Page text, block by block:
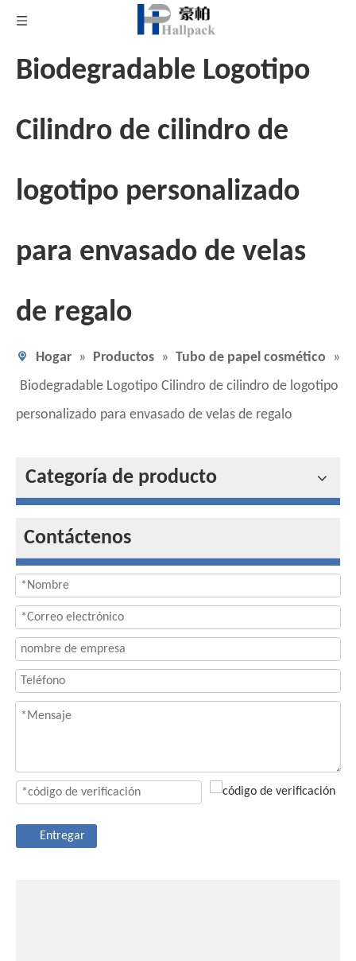
Biodegradable Logotipo
Cilindro de cilindro de
logotipo personalizado
para envasado de velas
de regalo
Hogar » Productos » Tubo de papel cosmético
»
Biodegradable Logotipo Cilindro de cilindro de logotipo
personalizado para envasado de velas de regalo
Categoría de producto
Contáctenos
Entregar